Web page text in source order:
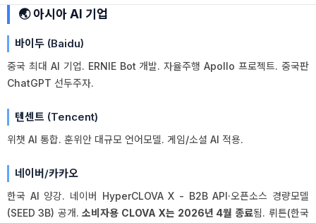
🌏 아시아 AI 기업
바이두 (Baidu)
중국 최대 AI 기업. ERNIE Bot 개발. 자율주행 Apollo 프로젝트. 중국판
ChatGPT 선두주자.
텐센트 (Tencent)
위챗 AI 통합. 훈위안 대규모 언어모델. 게임/소셜 AI 적용.
네이버/카카오
한국 AI 양강. 네이버 HyperCLOVA X - B2B API·오픈소스 경량모델
(SEED 3B) 공개. 소비자용 CLOVA X는 2026년 4월 종료됨. 뤼튼(한국